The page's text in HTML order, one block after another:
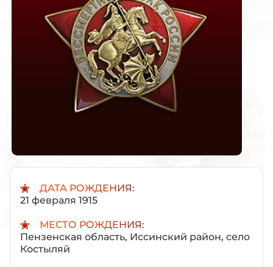
ДАТА РОЖДЕНИЯ:
21 февраля 1915
МЕСТО РОЖДЕНИЯ:
Пензенская область, Иссинский район, село
Костыляй